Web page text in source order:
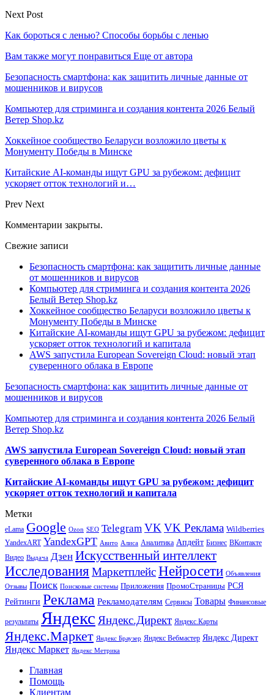
Next Post
Как бороться с ленью? Способы борьбы с ленью
Вам также могут понравиться Еще от автора
Безопасность смартфона: как защитить личные данные от
мошенников и вирусов
Компьютер для стриминга и создания контента 2026 Белый
Ветер Shop.kz
Хоккейное сообщество Беларуси возложило цветы к
Монументу Победы в Минске
Китайские AI-команды ищут GPU за рубежом: дефицит
ускоряет отток технологий и…
Prev Next
Комментарии закрыты.
Свежие записи
Безопасность смартфона: как защитить личные данные
от мошенников и вирусов
Компьютер для стриминга и создания контента 2026
Белый Ветер Shop.kz
Хоккейное сообщество Беларуси возложило цветы к
Монументу Победы в Минске
Китайские AI-команды ищут GPU за рубежом: дефицит
ускоряет отток технологий и капитала
AWS запустила European Sovereign Cloud: новый этап
суверенного облака в Европе
Безопасность смартфона: как защитить личные данные от
мошенников и вирусов
Компьютер для стриминга и создания контента 2026 Белый
Ветер Shop.kz
AWS запустила European Sovereign Cloud: новый этап
суверенного облака в Европе
Китайские AI-команды ищут GPU за рубежом: дефицит
ускоряет отток технологий и капитала
Метки
eLama Google Ozon SEO Telegram VKVK Реклама Wildberries
YandexART YandexGPT Авито Алиса Аналитика Апдейт Бизнес ВКонтакте
Видео Выдача Дзен Искусственный интеллект
Исследования МаркетплейсНейросети Объявления
Отзывы Поиск Поисковые системы Приложения ПромоСтраницы РСЯ
Рейтинги Реклама Рекламодателям Сервисы Товары Финансовые
результаты Яндекс Яндекс.Директ Яндекс.Карты
Яндекс.Маркет Яндекс Браузер Яндекс Вебмастер Яндекс Директ
Яндекс Маркет Яндекс Метрика
Главная
Помощь
Клиентам